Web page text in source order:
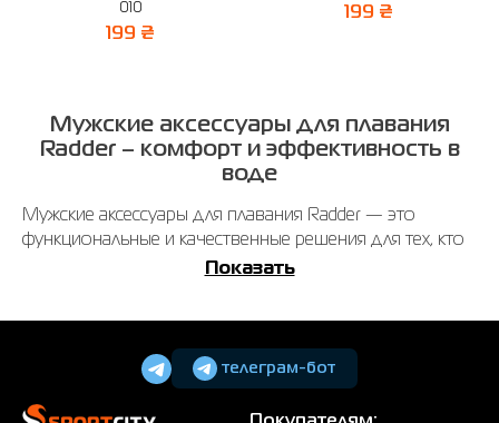
010
199 ₴
199 ₴
Мужские аксессуары для плавания
Radder – комфорт и эффективность в
воде
Мужские аксессуары для плавания Radder — это
функциональные и качественные решения для тех, кто
любит проводить время в воде или занимается
Аксессуары для плавания изготовлены из материалов,
которые хорошо переносят контакт с водой и быстро
Показать
телеграм-бот